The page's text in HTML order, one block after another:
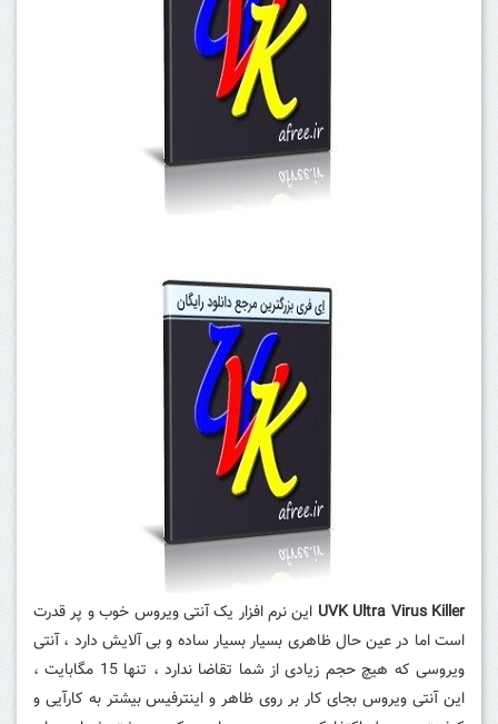
UVK Ultra Virus Killer این نرم افزار یک آنتی ویروس خوب و پر قدرت
است اما در عین حال ظاهری بسیار بسیار ساده و بی آلایش دارد ، آنتی
ویروسی که هیچ حجم زیادی از شما تقاضا ندارد ، تنها 15 مگابایت ،
این آنتی ویروس بجای کار بر روی ظاهر و اینترفیس بیشتر به کارآیی و